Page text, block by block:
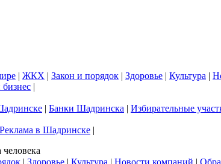
| ЖКХ | Закон и порядок | Здоровье | Культура |
|
| Банки Шадринска | Избирательные
Реклама в Шадринске |
| Здоровье | Культура | Новости компаний |